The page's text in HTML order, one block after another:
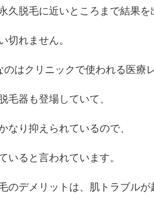
久脱毛に近いところまで結果を
切れません。
のはクリニックで使われる医療
毛器も登場していて、
なり抑えられているので、
いると言われています。
のデメリットは、肌トラブルが